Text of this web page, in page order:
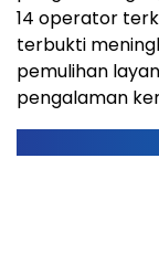
14 operator
terbukti
pemulihan
pengalaman